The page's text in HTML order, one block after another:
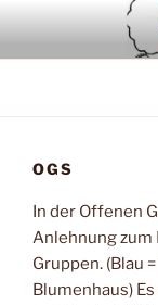
springen
OGS
In der Offenen
Anlehnung zum
Gruppen. (Blau
Blumenhaus)